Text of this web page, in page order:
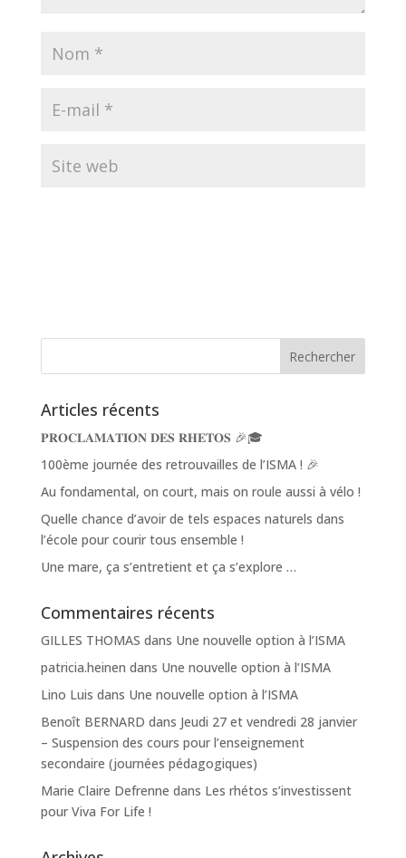
Articles récents
𝐏𝐑𝐎𝐂𝐋𝐀𝐌𝐀𝐓𝐈𝐎𝐍 𝐃𝐄𝐒 𝐑𝐇𝐄𝐓𝐎𝐒 🎉🎓
100ème journée des retrouvailles de l’ISMA ! 🎉
Au fondamental, on court, mais on roule aussi à vélo !
Quelle chance d’avoir de tels espaces naturels dans
l’école pour courir tous ensemble !
Une mare, ça s’entretient et ça s’explore …
Commentaires récents
GILLES THOMAS dans Une nouvelle option à l’ISMA
patricia.heinen dans Une nouvelle option à l’ISMA
Lino Luis dans Une nouvelle option à l’ISMA
Benoît BERNARD dans Jeudi 27 et vendredi 28 janvier
– Suspension des cours pour l’enseignement
secondaire (journées pédagogiques)
Marie Claire Defrenne dans Les rhétos s’investissent
pour Viva For Life !